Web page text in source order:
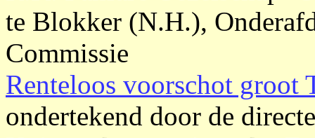
te Blokker (N.H.),
Commissie
Renteloos voorschot groot
ondertekend door de